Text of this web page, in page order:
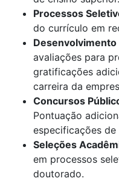
Processos
do currículo em
avaliações para
gratificações
carreira da
Concursos
Pontuação
especificações de
Seleções
em processos
doutorado.